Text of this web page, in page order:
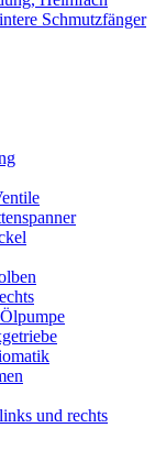
Schmutzfänger
und rechts